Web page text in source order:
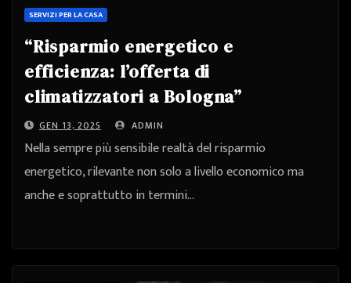
SERVIZI PER LA CASA
“Risparmio energetico e
efficienza: l’offerta di
climatizzatori a Bologna”
GEN 13, 2025 ADMIN
Nella sempre più sensibile realtà del risparmio
energetico, rilevante non solo a livello economico ma
anche e soprattutto in termini…